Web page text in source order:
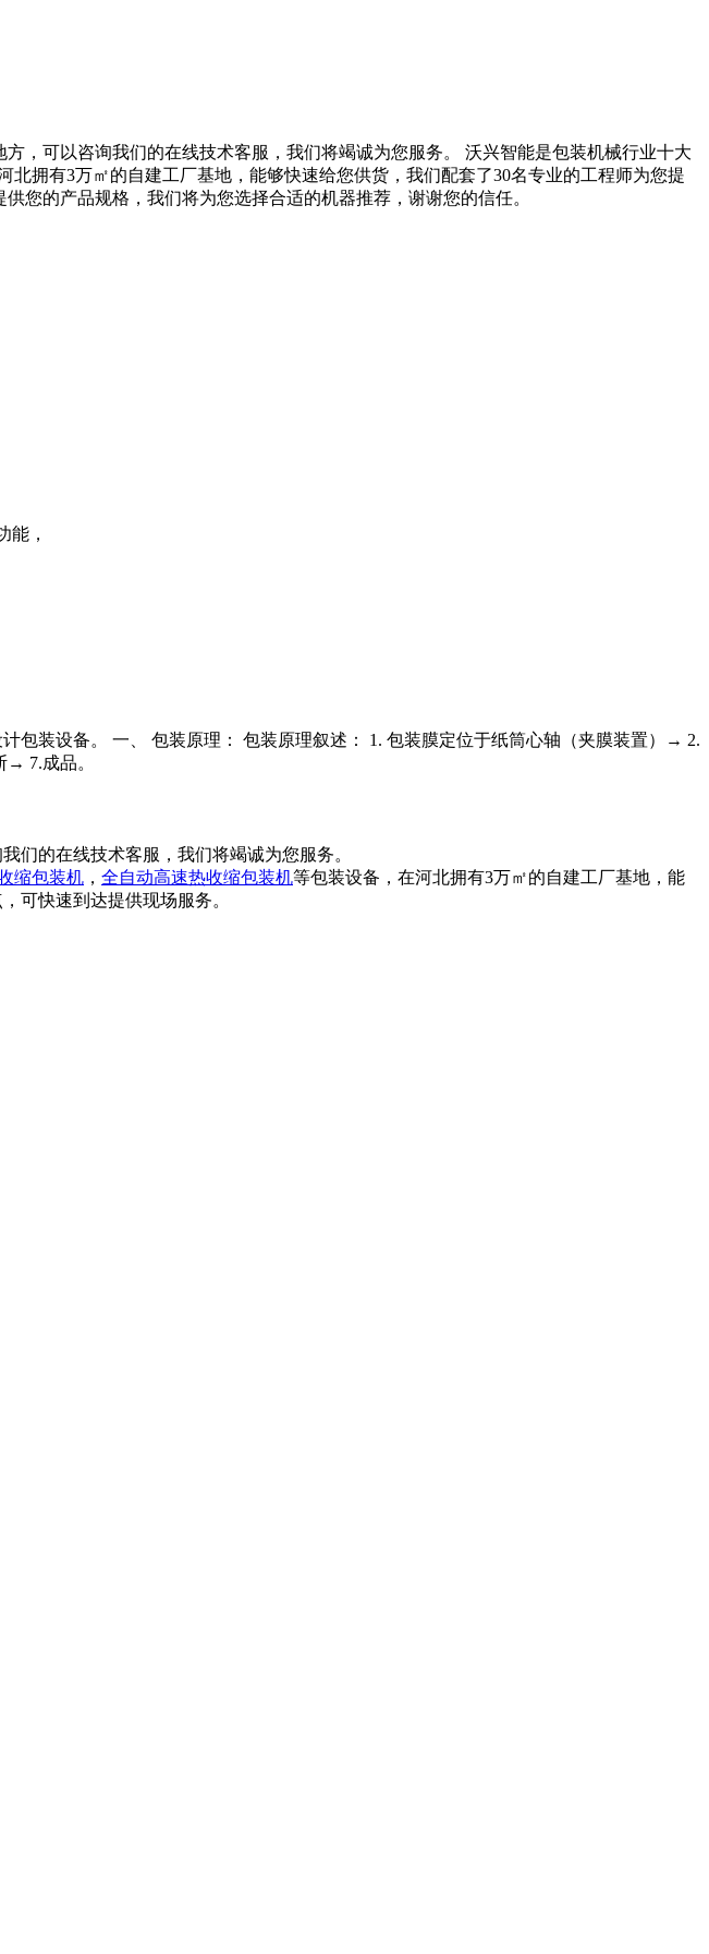
，可以咨询我们的在线技术客服，我们将竭诚为您服务。 沃兴智能是包装机械行业十大
拥有3万㎡的自建工厂基地，能够快速给您供货，我们配套了30名专业的工程师为您提
您的产品规格，我们将为您选择合适的机器推荐，谢谢您的信任。
能，
包装设备。 一、 包装原理： 包装原理叙述： 1. 包装膜定位于纸筒心轴（夹膜装置）→ 2.
7.成品。
的在线技术客服，我们将竭诚为您服务。
缩包装机 ， 全自动高速热收缩包装机等包装设备，在河北拥有3万㎡的自建工厂基地，能
可快速到达提供现场服务。